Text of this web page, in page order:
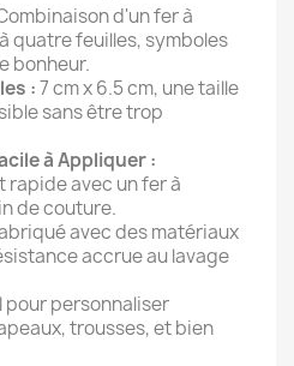
d'un fer à
quatre feuilles, symboles
bonheur.
:7 cm x 6.5 cm, une taille
sans être trop
à Appliquer :
rapide avec un fer à
de couture.
avec des matériaux
accrue au lavage
pour personnaliser
trousses, et bien